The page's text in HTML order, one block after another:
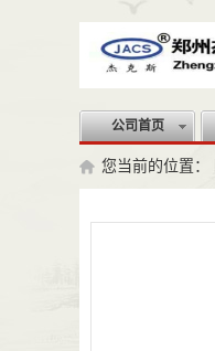
公司首页
您当前的位置：